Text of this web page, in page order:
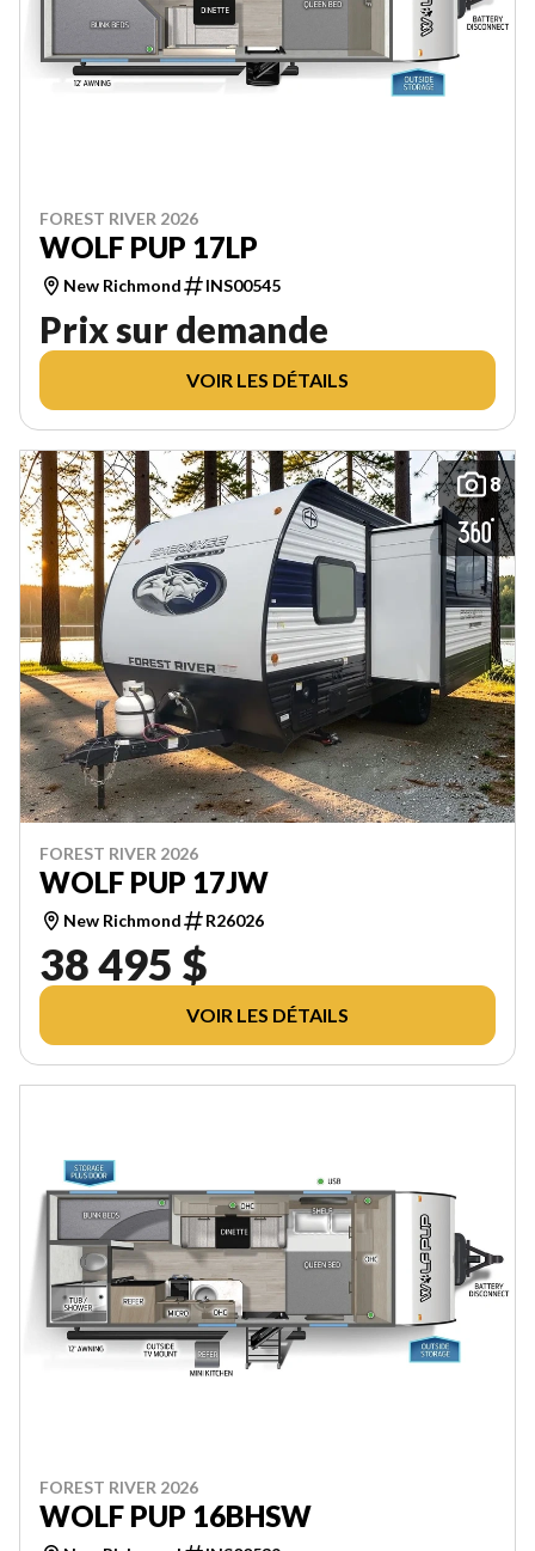
FOREST RIVER 2026
WOLF PUP 17LP
New Richmond INS00545
Prix sur demande
VOIR LES DÉTAILS
8
FOREST RIVER 2026
WOLF PUP 17JW
New Richmond R26026
38 495 $
VOIR LES DÉTAILS
FOREST RIVER 2026
WOLF PUP 16BHSW